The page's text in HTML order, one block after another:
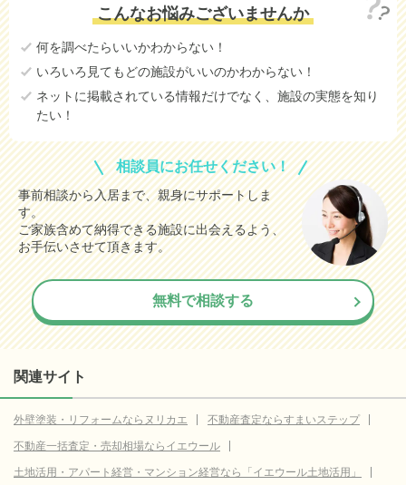
こんなお悩みございませんか
何を調べたらいいかわからない！
いろいろ見てもどの施設がいいのかわからない！
ネットに掲載されている情報だけでなく、施設の実態を知り
たい！
相談員にお任せください！
事前相談から入居まで、親身にサポートしま
す。
ご家族含めて納得できる施設に出会えるよう、
お手伝いさせて頂きます。
無料で相談する
関連サイト
外壁塗装・リフォームならヌリカエ
不動産査定ならすまいステップ
不動産一括査定・売却相場ならイエウール
土地活用・アパート経営・マンション経営なら「イエウール土地活用」